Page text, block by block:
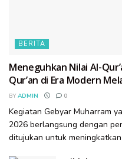
BERITA
Meneguhkan Nilai Al-
Qur’an di Era Modern
BY ADMIN 0
Kegiatan Gebyar Muharram
2026 berlangsung dengan
ditujukan untuk